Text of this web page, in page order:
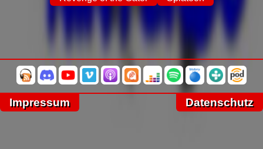
Impressum Datenschutz